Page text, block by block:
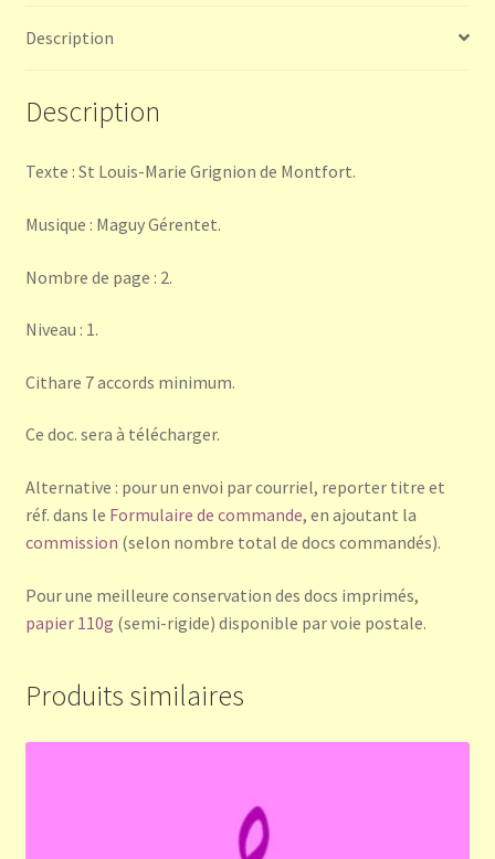
de
Description
Description
Texte : St Louis-Marie Grignion de Montfort.
Musique : Maguy Gérentet.
Nombre de page : 2.
Niveau : 1.
Cithare 7 accords minimum.
Ce doc. sera à télécharger.
Alternative : pour un envoi par courriel, reporter titre et
réf. dans le Formulaire de commande, en ajoutant la
commission (selon nombre total de docs commandés).
Pour une meilleure conservation des docs imprimés,
papier 110g (semi-rigide) disponible par voie postale.
Produits similaires